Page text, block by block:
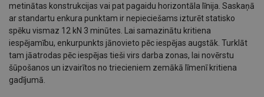
metinātas konstrukcijas vai pat pagaidu horizontāla līnija. Saskaņā
ar standartu enkura punktam ir nepieciešams izturēt statisko
spēku vismaz 12 kN 3 minūtes. Lai samazinātu kritiena
iespējamību, enkurpunkts jānovieto pēc iespējas augstāk. Turklāt
tam jāatrodas pēc iespējas tieši virs darba zonas, lai novērstu
šūpošanos un izvairītos no triecieniem zemākā līmenī kritiena
gadījumā.